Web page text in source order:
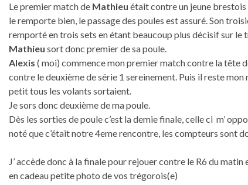
Le premier match de Mathieu était contre un jeune brestois
le remporte bien, le passage des poules est assuré. Son
remporté en trois sets en étant beaucoup plus décisif sur le
Mathieu sort donc premier de sa poule.
Alexis ( moi) commence mon premier match contre la tête
contre le deuxième de série 1 sereinement. Puis il reste
petit tous les volants sortaient.
Je sors donc deuxième de ma poule.
Dès les sorties de poule c’est la demie finale, celle ci m’
noté que c’était notre 4eme rencontre, les compteurs sont
J’ accède donc à la finale pour rejouer contre le R6 du
en cadeau petite photo de vos trégorois(e)